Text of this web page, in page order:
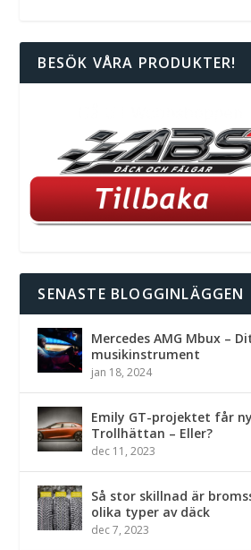
BESÖK VÅRA PRODUKTER!
SENASTE BLOGGINLÄGGEN
Mercedes AMG Mbux –
musikinstrument
jan 18, 2024
Emily GT-projektet får
Trollhättan – Eller?
dec 11, 2023
Så stor skillnad är
olika typer av däck
dec 7, 2023